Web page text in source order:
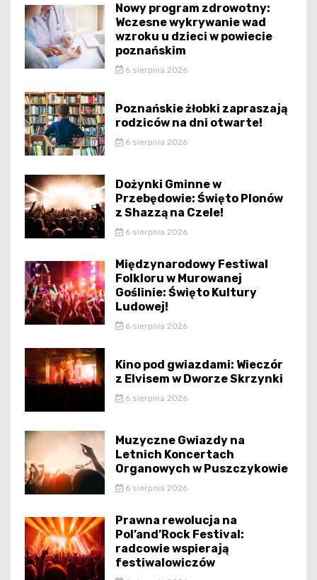
Nowy program zdrowotny:
Wczesne wykrywanie wad
wzroku u dzieci w powiecie
poznańskim
6 sierpnia 2026
Poznańskie żłobki zapraszają
rodziców na dni otwarte!
6 sierpnia 2026
Dożynki Gminne w
Przebędowie: Święto Plonów
z Shazzą na Czele!
6 sierpnia 2026
Międzynarodowy Festiwal
Folkloru w Murowanej
Goślinie: Święto Kultury
Ludowej!
6 sierpnia 2026
Kino pod gwiazdami: Wieczór
z Elvisem w Dworze Skrzynki
6 sierpnia 2026
Muzyczne Gwiazdy na
Letnich Koncertach
Organowych w Puszczykowie
6 sierpnia 2026
Prawna rewolucja na
Pol’and’Rock Festival:
radcowie wspierają
festiwalowiczów